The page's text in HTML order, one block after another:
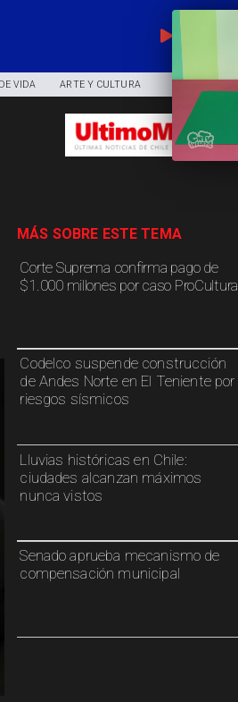
VIDA ARTE Y CULTURA
Corte Suprema confirma pago de
$1.000 millones por caso ProCultura
Codelco suspende construcción
de Andes Norte en El Teniente por
riesgos sísmicos
Lluvias históricas en Chile:
ciudades alcanzan máximos
nunca vistos
Senado aprueba mecanismo de
compensación municipal
MÁS SOBRE ESTE TEMA